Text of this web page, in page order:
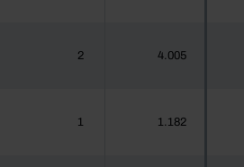
2 4.005
1 1.182